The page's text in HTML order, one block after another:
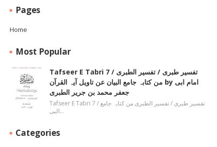
Pages
Home
Most Popular
Tafseer E Tabri 7 / تفسیر طبری / تفسیر الطبری
من کتابہ جامع البیان عن تاویل آیہ القرآن by امام ابی
جعفر محمد بن جریر الطبری
Tafseer E Tabri 7 / تفسیر طبری / تفسیر الطبری من کتابہ جامع
البی…
Categories